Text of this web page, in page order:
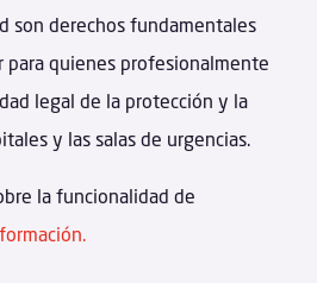
son derechos fundamentales
para quienes profesionalmente
legal de la protección y la
y las salas de urgencias.
la funcionalidad de